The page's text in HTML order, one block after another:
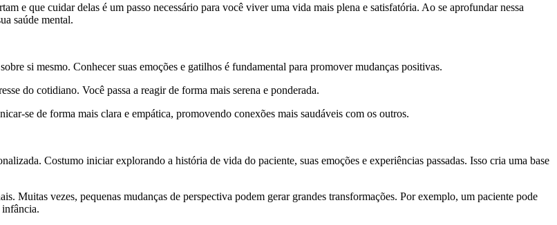
e que cuidar delas é um passo necessário para você viver uma vida mais plena e satisfatória. Ao se aprofundar nessa
saúde mental.
si mesmo. Conhecer suas emoções e gatilhos é fundamental para promover mudanças positivas.
do cotidiano. Você passa a reagir de forma mais serena e ponderada.
se de forma mais clara e empática, promovendo conexões mais saudáveis com os outros.
Costumo iniciar explorando a história de vida do paciente, suas emoções e experiências passadas. Isso cria uma base
Muitas vezes, pequenas mudanças de perspectiva podem gerar grandes transformações. Por exemplo, um paciente pode
infância.